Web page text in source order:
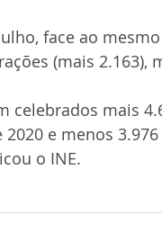
face ao
(mais 2.163),
celebrados mais
e menos
o INE.